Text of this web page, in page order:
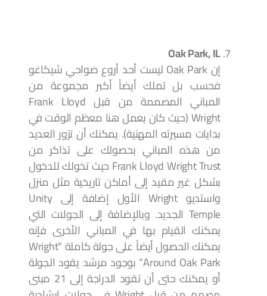
Oak Park, IL
إن Oak Park ليست أحد أروع ضواحي شيكاغو
فحسب بل تملك أيضاً أكبر مجموعة من
المباني المصممة من قبل Frank Lloyd
Wright (حيث كان يعمل هنا معظم الوقت في
بدايات مسيرته المهنية). يمكنك أن تزور العديد
من هذه المباني بحصولك على تذاكر من
Frank Lloyd Wright Trust حيث تخولك للدخول
بشكل غير مقيد إلى أماكن تاريخية مثل منزل
واستديو Wright الأول إضافة إلى Unity
Temple الجديد. وبالإضافة إلى الجولات التي
يمكنك القيام بها في المباني الأخرى فإنه
يمكنك الحصول أيضاً على جولة كاملة “Wright
Around Oak Park” بوجود مرشد يقود الجولة
أو يمكنك حتى أن تقود الدراجة إلى 21 مبنى